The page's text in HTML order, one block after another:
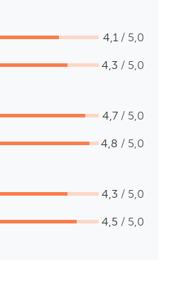
4,1 / 5,0
4,3 / 5,0
4,7 / 5,0
4,8 / 5,0
4,3 / 5,0
4,5 / 5,0